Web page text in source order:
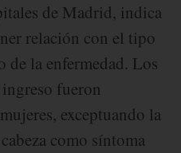
de Madrid, indica
relación con el tipo
de la enfermedad. Los
fueron
exceptuando la
como síntoma